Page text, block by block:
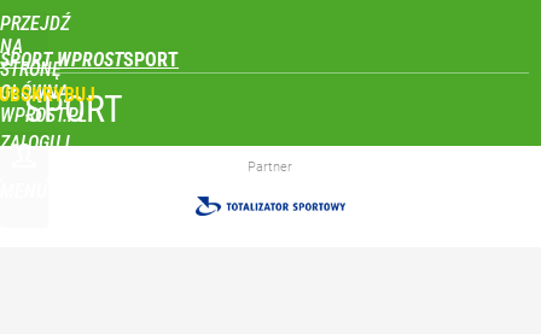
PRZEJDŹ
NA
STRONĘ
GŁÓWNĄ
WPROST.PL
SPORT WPROST
ZALOGUJ
SPORT
Partner